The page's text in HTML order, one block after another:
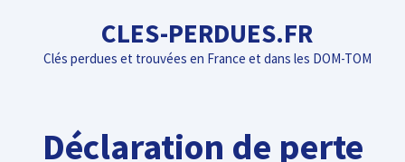
contenu
CLES-PERDUES.FR
Clés perdues et trouvées en France et dans les DOM-TOM
Déclaration de perte